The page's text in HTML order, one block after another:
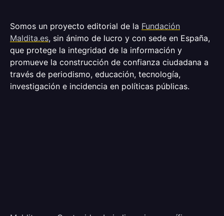
Somos un proyecto editorial de la Fundación
Maldita.es, sin ánimo de lucro y con sede en España,
que protege la integridad de la información y
promueve la construcción de confianza ciudadana a
través de periodismo, educación, tecnología,
investigación e incidencia en políticas públicas.